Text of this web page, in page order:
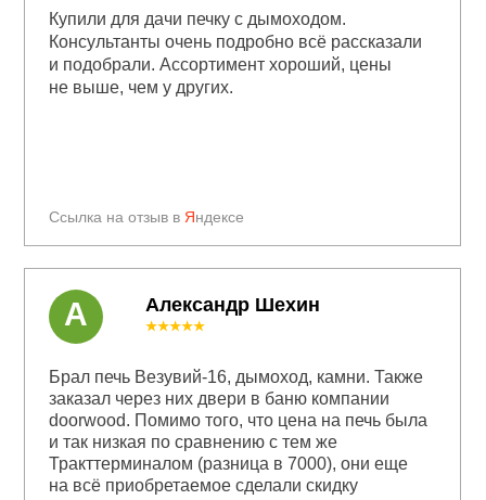
Ссылка на отзыв в Яндексе
Купили для дачи печку с дымоходом.
Консультанты очень подробно всё рассказали
и подобрали. Ассортимент хороший, цены
не выше, чем у других.
Александр Шехин
★★★★★
Брал печь Везувий-16, дымоход, камни. Также
заказал через них двери в баню компании
doorwood. Помимо того, что цена на печь была
и так низкая по сравнению с тем же
Тракттерминалом (разница в 7000), они еще
на всё приобретаемое сделали скидку
А